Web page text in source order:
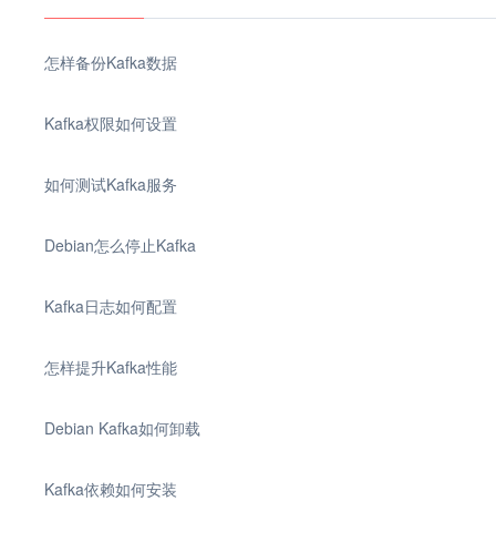
怎样备份Kafka数据
Kafka权限如何设置
如何测试Kafka服务
Debian怎么停止Kafka
Kafka日志如何配置
怎样提升Kafka性能
Debian Kafka如何卸载
Kafka依赖如何安装